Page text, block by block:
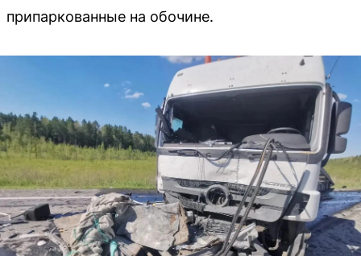
припаркованные на обочине.